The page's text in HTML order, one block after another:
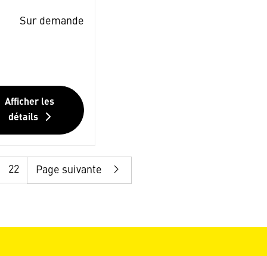
Sur demande
Afficher les
détails
22 Page suivante